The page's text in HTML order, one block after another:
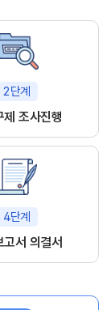
2단계
제 조사진행
4단계
고서 의결서